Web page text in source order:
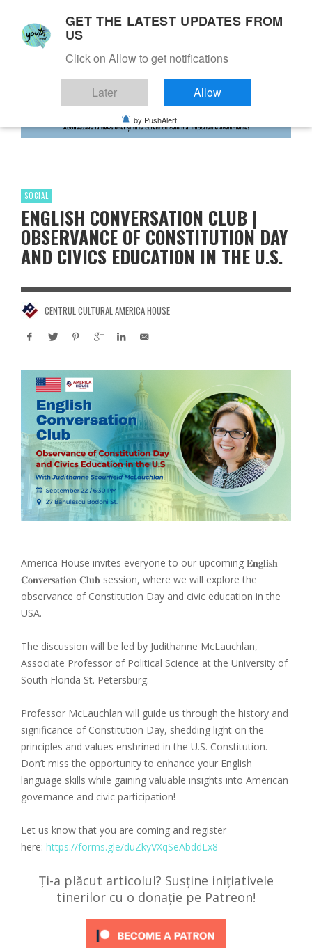
SOCIAL
ENGLISH CONVERSATION CLUB |
OBSERVANCE OF CONSTITUTION DAY
AND CIVICS EDUCATION IN THE U.S.
CENTRUL CULTURAL AMERICA HOUSE
America House invites everyone to our upcoming 𝐄𝐧𝐠𝐥𝐢𝐬𝐡
𝐂𝐨𝐧𝐯𝐞𝐫𝐬𝐚𝐭𝐢𝐨𝐧 𝐂𝐥𝐮𝐛 session, where we will explore the
observance of Constitution Day and civic education in the
USA.
The discussion will be led by Judithanne McLauchlan,
Associate Professor of Political Science at the University of
South Florida St. Petersburg.
Professor McLauchlan will guide us through the history and
significance of Constitution Day, shedding light on the
principles and values enshrined in the U.S. Constitution.
Don’t miss the opportunity to enhance your English
language skills while gaining valuable insights into American
governance and civic participation!
Let us know that you are coming and register
here: https://forms.gle/duZkyVXqSeAbddLx8
Ți-a plăcut articolul? Susține inițiativele
tinerilor cu o donație pe Patreon!
GET THE LATEST UPDATES FROM
US
Click on Allow to get notifications
Later Allow
by PushAlert